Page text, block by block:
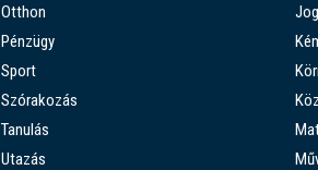
Otthon
Pénzügy
Sport
Szórakozás
Tanulás
Utazás